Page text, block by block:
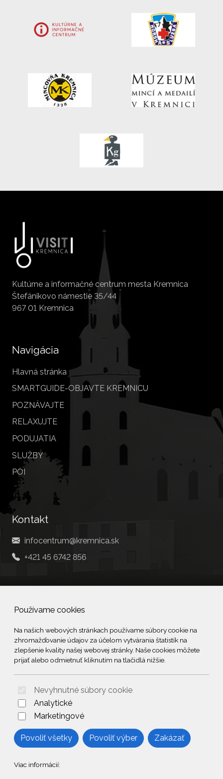
Používame cookies
Na našich webových stránkach používame súbory cookie na
zhromažďovanie údajov za účelom vytvárania štatistík na
zlepšenie kvality našej webovej stránky. Naše cookies môžete
prijať alebo odmietnuť kliknutím na tlačidlá nižšie.
Nevyhnutné súbory cookie
Analytické
Marketingové
Povoliť všetky Povoliť výber Zakázať
Viac informácií:
Kultúrne a informačné centrum mesta Kremnica
Štefánikovo námestie 35/44
967 01 Kremnica
Navigácia
Hlavná stránka
SMARTGUIDE-OBJAVTE KREMNICU
POZNÁVAJTE
RELAXUJTE
PODUJATIA
SLUŽBY
POI
Kontakt
infocentrum@kremnica.sk
+421 45 6742 856
Social
Facebook
© 2026 Arrabella s.r.o., mayabella s.r.o., Všetky práva vyhradené.
Hosting: - Web: